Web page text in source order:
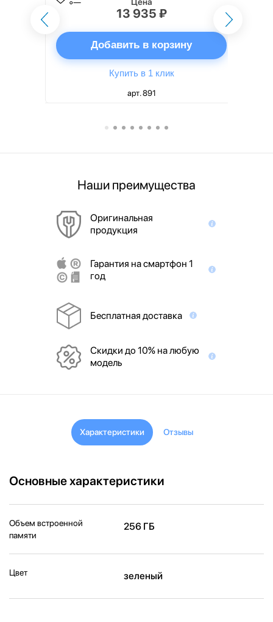
13 935 ₽
Добавить в корзину
Купить в 1 клик
арт. 891
Наши преимущества
Оригинальная
продукция
Гарантия на смартфон 1
год
Бесплатная доставка
Скидки до 10% на любую
модель
Характеристики Отзывы
Основные характеристики
Объем встроенной
памяти
256 ГБ
Цвет зеленый